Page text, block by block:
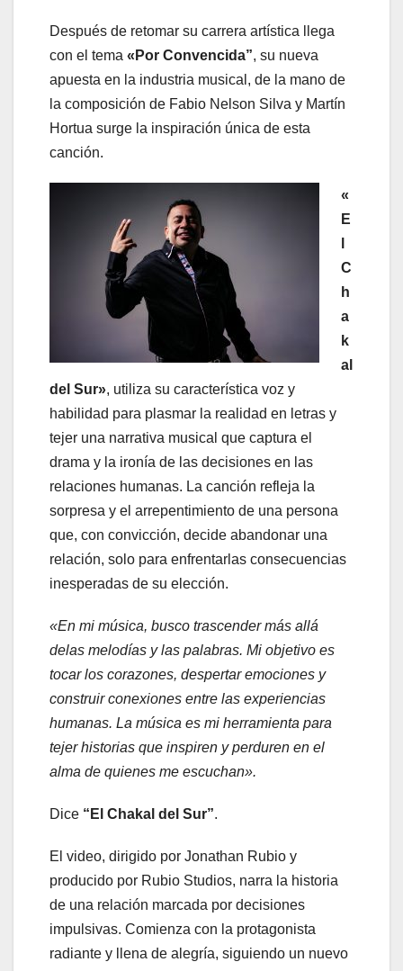
Después de retomar su carrera artística llega
con el tema «Por Convencida”, su nueva
apuesta en la industria musical, de la mano de
la composición de Fabio Nelson Silva y Martín
Hortua surge la inspiración única de esta
canción.
«
E
C
h
a
k
al
del Sur», utiliza su característica voz y
habilidad para plasmar la realidad en letras y
tejer una narrativa musical que captura el
drama y la ironía de las decisiones en las
relaciones humanas. La canción refleja la
sorpresa y el arrepentimiento de una persona
que, con convicción, decide abandonar una
relación, solo para enfrentarlas consecuencias
inesperadas de su elección.
«En mi música, busco trascender más allá
delas melodías y las palabras. Mi objetivo es
tocar los corazones, despertar emociones y
construir conexiones entre las experiencias
humanas. La música es mi herramienta para
tejer historias que inspiren y perduren en el
alma de quienes me escuchan».
Dice “El Chakal del Sur”.
El video, dirigido por Jonathan Rubio y
producido por Rubio Studios, narra la historia
de una relación marcada por decisiones
impulsivas. Comienza con la protagonista
radiante y llena de alegría, siguiendo un nuevo